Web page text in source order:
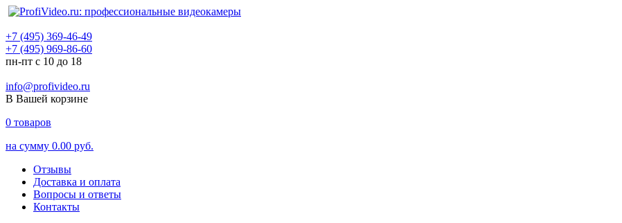
+7 (495) 369-46-49
+7 (495) 969-86-60
пн-пт с 10 до 18
info@profivideo.ru
В Вашей корзине
0 товаров
на сумму 0.00 руб.
Отзывы
Доставка и оплата
Вопросы и ответы
Контакты